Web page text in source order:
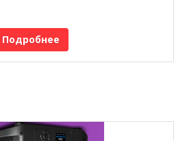
Подробнее